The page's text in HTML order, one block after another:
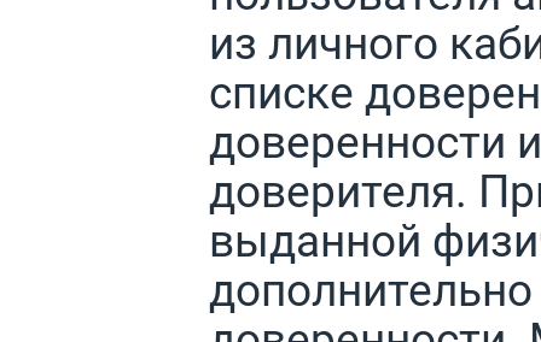
из личного
списке
доверенности
доверителя.
выданной